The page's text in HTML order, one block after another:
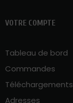
VOTRE COMPTE
Tableau de bord
Commandes
Téléchargements
Adresses